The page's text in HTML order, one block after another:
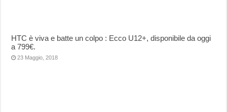
HTC è viva e batte un colpo : Ecco U12+, disponibile da oggi
a 799€.
23 Maggio, 2018